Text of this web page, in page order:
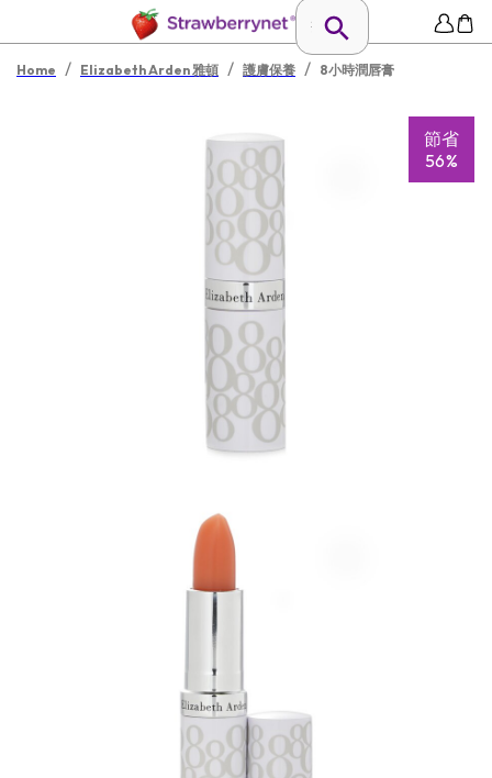
Home / Elizabeth Arden 雅頓 / 護膚保養 / 8小時潤唇膏
節省
56%